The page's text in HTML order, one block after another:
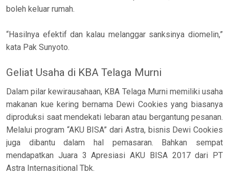
boleh keluar rumah.
“Hasilnya efektif dan kalau melanggar sanksinya diomelin,”
kata Pak Sunyoto.
Geliat Usaha di KBA Telaga Murni
Dalam pilar kewirausahaan, KBA Telaga Murni memiliki usaha
makanan kue kering bernama Dewi Cookies yang biasanya
diproduksi saat mendekati lebaran atau bergantung pesanan.
Melalui program “AKU BISA” dari Astra, bisnis Dewi Cookies
juga dibantu dalam hal pemasaran. Bahkan sempat
mendapatkan Juara 3 Apresiasi AKU BISA 2017 dari PT
Astra Internasitional Tbk.